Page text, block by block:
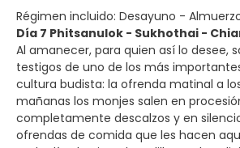
Régimen incluido: Desayuno -
Día 7 Phitsanulok - Sukhothai -
Al amanecer, para quien así lo desee,
testigos de uno de los más
cultura budista: la ofrenda matinal a
mañanas los monjes salen en
completamente descalzos y en
ofrendas de comida que les hacen